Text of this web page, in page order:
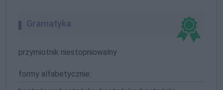
Gramatyka
przymiotnik niestopniowalny
formy alfabetycznie: